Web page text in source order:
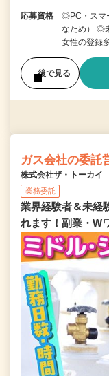
応募資格
◎PC・スマ
なため） ◎
女性の登録
後で見る
ガス会社の委託
株式会社ザ・トーカ
業務委託
業界経験者＆未経
れます！副業・W